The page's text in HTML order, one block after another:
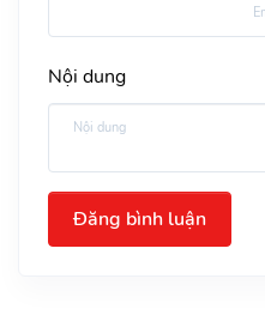
Nội dung
Đăng bình luận